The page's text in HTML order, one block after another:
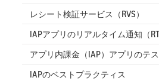
レシート検証サービス（RVS）
IAPアプリのリアルタイム通知（
アプリ内課金（IAP）アプリのテ
IAPのベストプラクティス